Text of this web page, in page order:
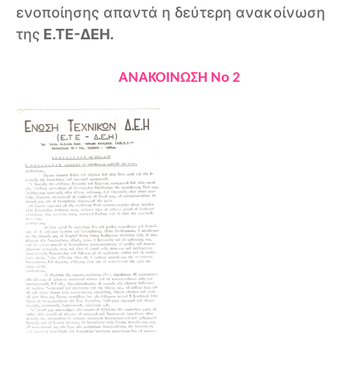
ενοποίησης απαντά η δεύτερη ανακοίνωση
της Ε.ΤΕ-ΔΕΗ.
ΑΝΑΚΟΙΝΩΣΗ Νο 2